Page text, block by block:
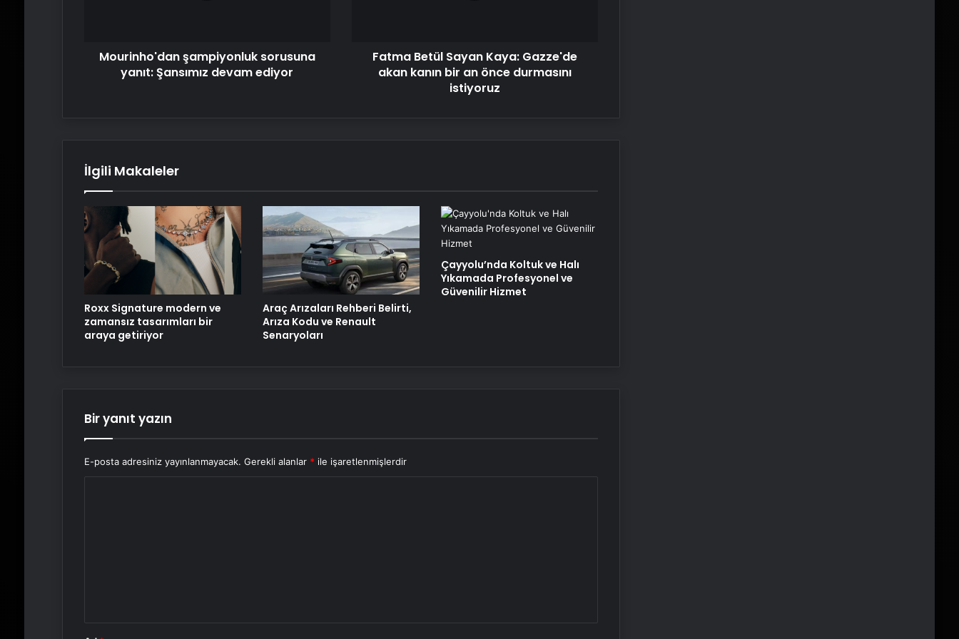
Mourinho'dan şampiyonluk sorusuna
yanıt: Şansımız devam ediyor
durmasını
Fatma Betül Sayan Kaya: Gazze'de
akan kanın bir an önce durmasını
istiyoruz
İlgili Makaleler
Roxx Signature modern ve
zamansız tasarımları bir
araya getiriyor
Araç Arızaları Rehberi Belirti,
Arıza Kodu ve Renault
Senaryoları
Çayyolu’nda Koltuk ve Halı
Yıkamada Profesyonel ve
Güvenilir Hizmet
Bir yanıt yazın
E-posta adresiniz yayınlanmayacak. Gerekli alanlar * ile işaretlenmişlerdir